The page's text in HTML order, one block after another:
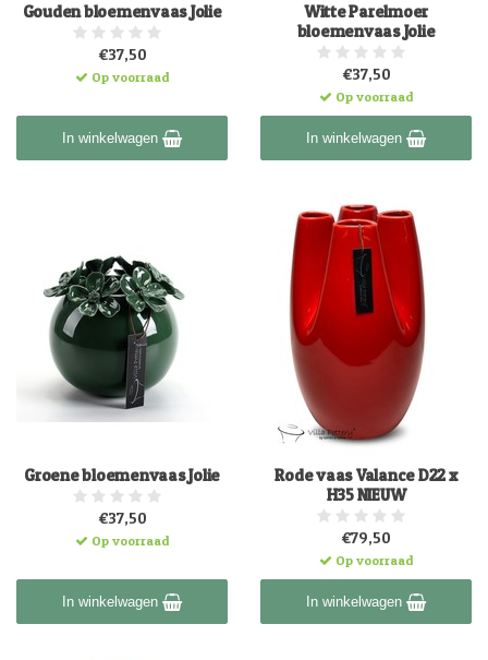
Gouden bloemenvaas Jolie
€37,50
Op voorraad
In winkelwagen
Witte Parelmoer
bloemenvaas Jolie
€37,50
Op voorraad
In winkelwagen
Groene bloemenvaas Jolie
€37,50
Op voorraad
In winkelwagen
Rode vaas Valance D22 x
H35 NIEUW
€79,50
Op voorraad
In winkelwagen